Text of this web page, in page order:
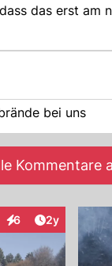
das erst am
bei uns
Kommentare
6
Interaktionen
Artikel
2y